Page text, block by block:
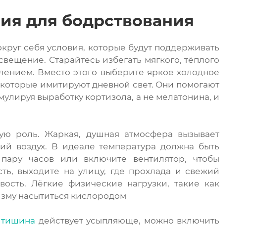
для бодрствования
себя условия, которые будут поддерживать
Старайтесь избегать мягкого, тёплого
Вместо этого выберите яркое холодное
имитируют дневной свет. Они помогают
выработку кортизола, а не мелатонина, и
роль. Жаркая, душная атмосфера вызывает
воздух. В идеале температура должна быть
часов или включите вентилятор, чтобы
выходите на улицу, где прохлада и свежий
Лёгкие физические нагрузки, такие как
насытиться кислородом
тишина действует усыпляюще, можно включить